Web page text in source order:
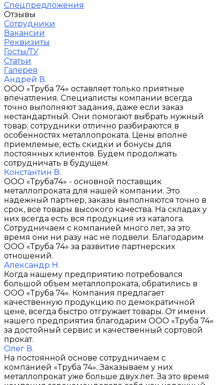
Спецпредложения
Отзывы
Сотрудники
Вакансии
Реквизиты
Госты/ТУ
Статьи
Галерея
Андрей В.
ООО «Труба 74» оставляет только приятные
впечатления. Специалисты компании всегда
точно выполняют задания, даже если заказ
нестандартный. Они помогают выбрать нужный
товар: сотрудники отлично разбираются в
особенностях металлопроката. Цены вполне
приемлемые, есть скидки и бонусы для
постоянных клиентов. Будем продолжать
сотрудничать в будущем.
Константин В.
ООО «Труба74» - основной поставщик
металлопроката для нашей компании. Это
надежный партнер, заказы выполняются точно в
срок, все товары высокого качества. На складах у
них всегда есть вся продукция из каталога.
Сотрудничаем с компанией много лет, за это
время они ни разу нас не подвели. Благодарим
ООО «Труба 74» за развитие партнерских
отношений.
Александр Н.
Когда нашему предприятию потребовался
большой объем металлопроката, обратились в
ООО «Труба 74». Компания предлагает
качественную продукцию по демократичной
цене, всегда быстро отгружает товары. От имени
нашего предприятия благодарим ООО «Труба 74»
за достойный сервис и качественный сортовой
прокат.
Олег В.
На постоянной основе сотрудничаем с
компанией «Труба 74». Заказываем у них
металлопрокат уже больше двух лет. За это время